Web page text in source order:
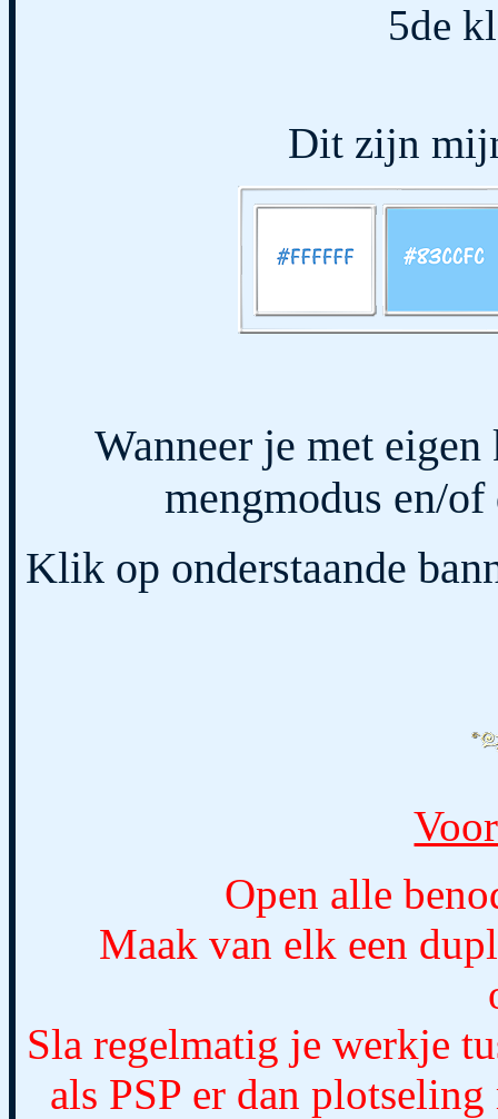
5de
Dit zijn
Wanneer je met
mengmodus en/
Klik op onderstaande
Open alle
Maak van elk een
Sla regelmatig je werkje
als PSP er dan